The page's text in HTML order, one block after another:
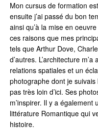
Mon cursus de formation
ensuite j’ai passé du bon
ainsi qu’à la mise en
ces raisons que mes
tels que Arthur Dove,
d’autres. L’architecture
relations spatiales et un
photographe dont je
pas très loin d’ici. Ses
m’inspirer. Il y a
littérature Romantique qui
histoire.